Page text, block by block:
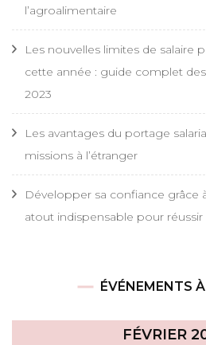
l’agroalimentaire
Les nouvelles limites de salaire
cette année : guide complet
2023
Les avantages du portage
missions à l’étranger
Développer sa confiance grâce
atout indispensable pour réussir
ÉVÉNEMENTS
FÉVRIER